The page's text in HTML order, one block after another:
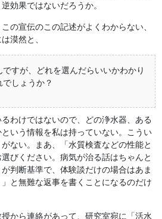
効果ではないだろうか。
の宣伝のこの記述がよくわからない、
漠然と、
すが、どれを選んだらいいかわかり
しょうか？
わけではないので、どの浄水器、ある
いう情報を私は持っていない。こうい
ない。まあ、「水質検査などの性能と
びください。病気が治る話はちゃんと
判断基準で、体験談だけの場合はあま
と無難な返事を書くことになるのだけ
から連絡があって、研究室宛に「活水